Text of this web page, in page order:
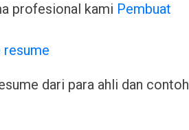
profesional kami Pembuat
dari para ahli dan contoh